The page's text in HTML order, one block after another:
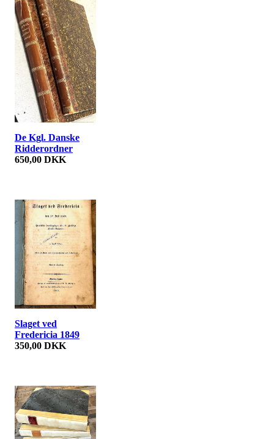
De Kgl. Danske
Ridderordner
650,00 DKK
Slaget ved
Fredericia 1849
350,00 DKK